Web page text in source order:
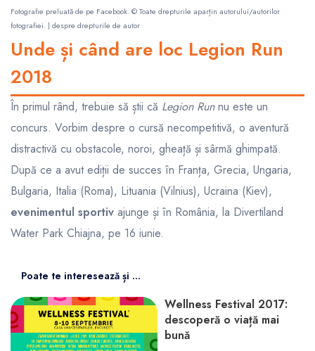
Fotografie preluată de pe Facebook. © Toate drepturile aparțin autorului/autorilor
fotografiei. | despre drepturile de autor
Unde și când are loc Legion Run
2018
În primul rând, trebuie să știi că Legion Runnu este un
concurs. Vorbim despre o cursă necompetitivă, o aventură
distractivă cu obstacole, noroi, gheață și sârmă ghimpată.
După ce a avut ediții de succes în Franța, Grecia, Ungaria,
Bulgaria, Italia (Roma), Lituania (Vilnius), Ucraina (Kiev),
evenimentul sportiv ajunge și în România, la Divertiland
Water Park Chiajna, pe 16 iunie.
Poate te interesează și ...
Wellness Festival 2017:
descoperă o viață mai
bună